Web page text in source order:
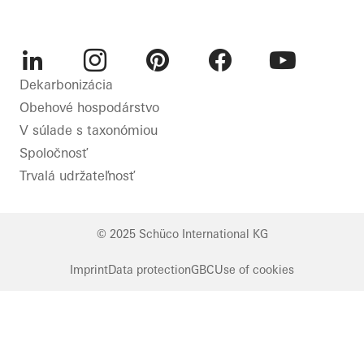
LinkedInInstagram
Dekarbonizácia
Obehové hospodárstvo
V súlade s taxonómiou
Spoločnosť
Trvalá udržateľnosť
© 2025 Schüco International KG
ImprintData protectionGBCUse of cookies